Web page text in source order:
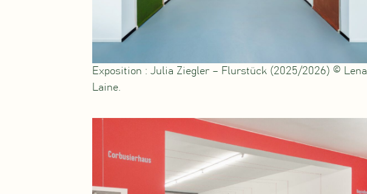
Exposition : Julia Ziegler – Flurstück (2025/2026) © Lena
Laine.